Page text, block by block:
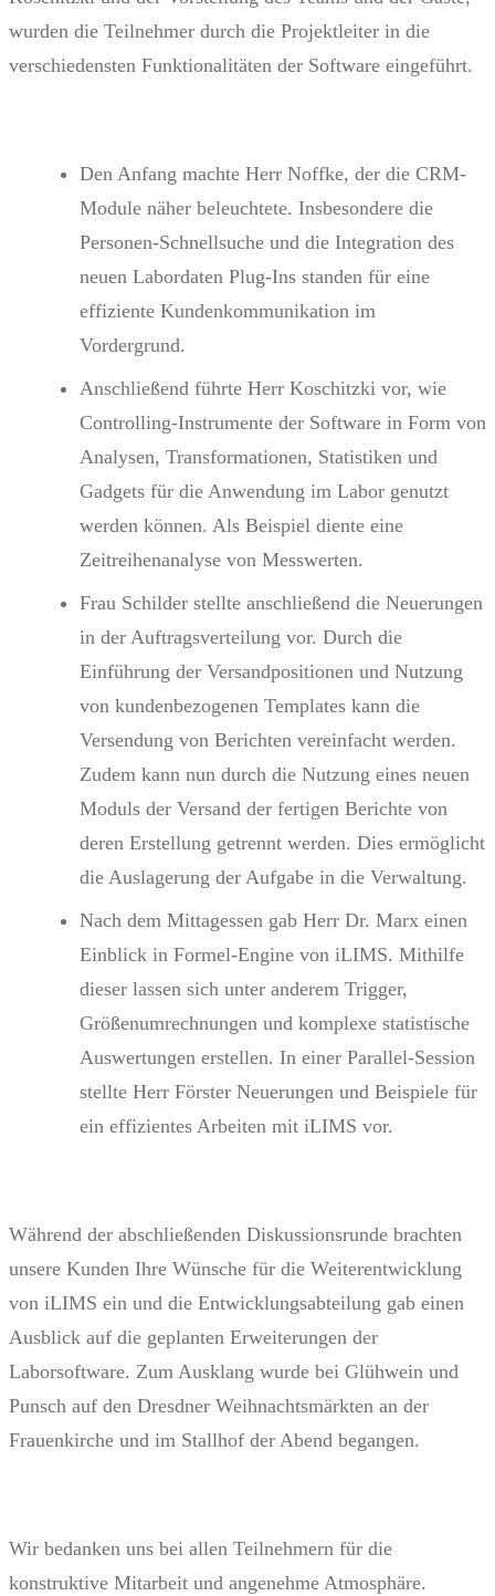
wurden die Teilnehmer durch die Projektleiter in die
verschiedensten Funktionalitäten der Software eingeführt.
Den Anfang machte Herr Noffke, der die CRM-
Module näher beleuchtete. Insbesondere die
Personen-Schnellsuche und die Integration des
neuen Labordaten Plug-Ins standen für eine
effiziente Kundenkommunikation im
Vordergrund.
Anschließend führte Herr Koschitzki vor, wie
Controlling-Instrumente der Software in Form von
Analysen, Transformationen, Statistiken und
Gadgets für die Anwendung im Labor genutzt
werden können. Als Beispiel diente eine
Zeitreihenanalyse von Messwerten.
Frau Schilder stellte anschließend die Neuerungen
in der Auftragsverteilung vor. Durch die
Einführung der Versandpositionen und Nutzung
von kundenbezogenen Templates kann die
Versendung von Berichten vereinfacht werden.
Zudem kann nun durch die Nutzung eines neuen
Moduls der Versand der fertigen Berichte von
deren Erstellung getrennt werden. Dies ermöglicht
die Auslagerung der Aufgabe in die Verwaltung.
Nach dem Mittagessen gab Herr Dr. Marx einen
Einblick in Formel-Engine von iLIMS. Mithilfe
dieser lassen sich unter anderem Trigger,
Größenumrechnungen und komplexe statistische
Auswertungen erstellen. In einer Parallel-Session
stellte Herr Förster Neuerungen und Beispiele für
ein effizientes Arbeiten mit iLIMS vor.
Während der abschließenden Diskussionsrunde brachten
unsere Kunden Ihre Wünsche für die Weiterentwicklung
von iLIMS ein und die Entwicklungsabteilung gab einen
Ausblick auf die geplanten Erweiterungen der
Laborsoftware. Zum Ausklang wurde bei Glühwein und
Punsch auf den Dresdner Weihnachtsmärkten an der
Frauenkirche und im Stallhof der Abend begangen.
Wir bedanken uns bei allen Teilnehmern für die
konstruktive Mitarbeit und angenehme Atmosphäre.